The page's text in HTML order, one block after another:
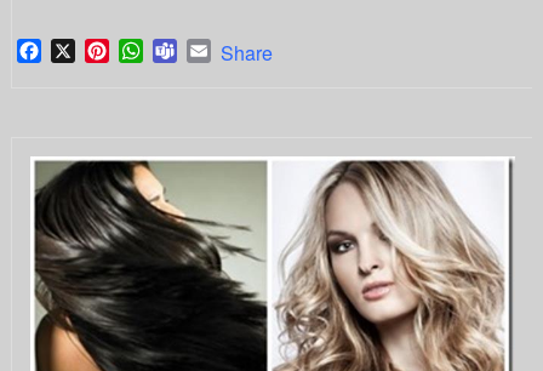
Facebook
X PinterestWhatsApp
TeamsEmail
Share